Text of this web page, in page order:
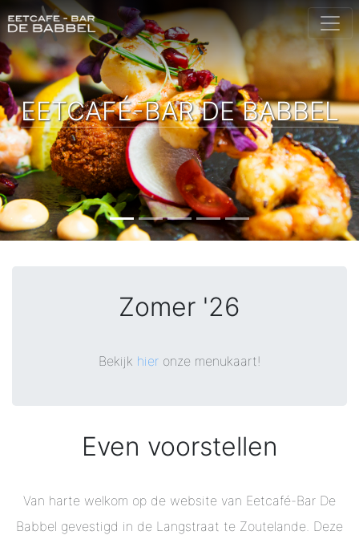
EETCAFÉ-BAR DE BABBEL
Zomer '26
Bekijk hier onze menukaart!
Even voorstellen
Van harte welkom op de website van Eetcafé-Bar De
Babbel gevestigd in de Langstraat te Zoutelande. Deze